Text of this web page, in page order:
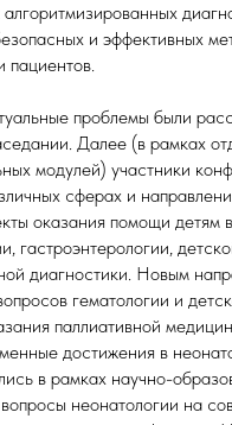
и эффективных
пациентов.
проблемы были
Далее (в рамках
модулей) участники
сферах и
оказания помощи детям
гастроэнтерологии,
диагностики. Новым
гематологии и
паллиативной
достижения в
в рамках научно-
неонатологии на